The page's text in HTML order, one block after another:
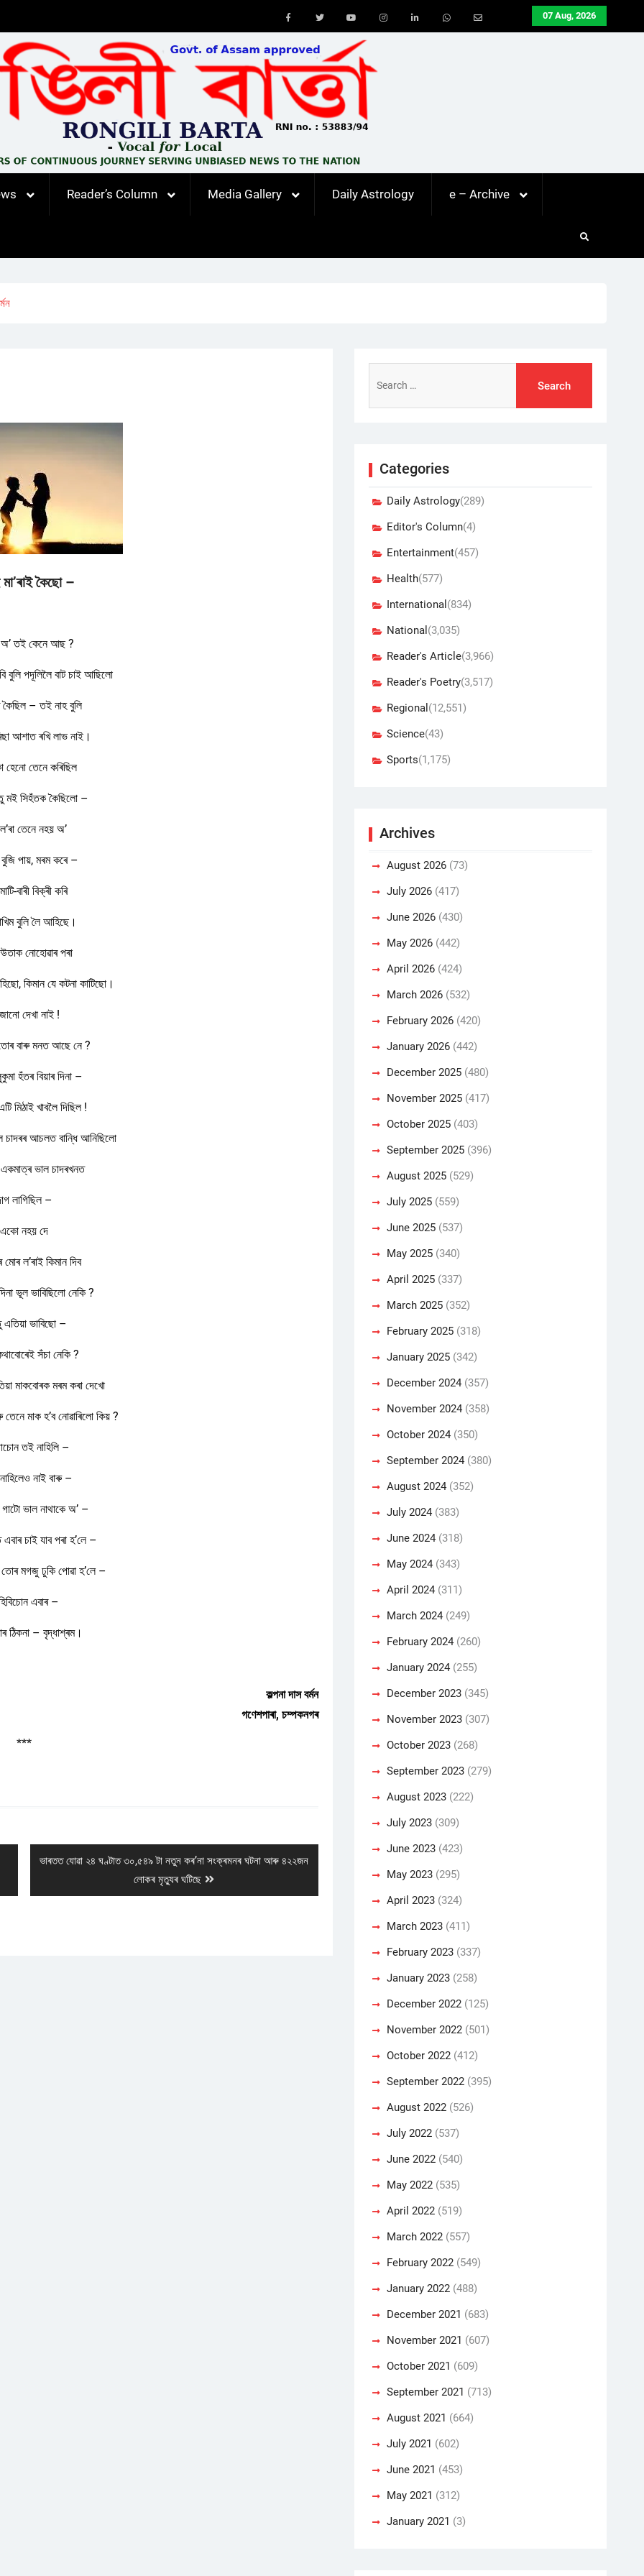
07 Aug, 2026
Youtube
Reader’s Column Media Gallery Daily Astrology e – Archive
কৈছো –
অ’ তই কেনে আছ ?
বুলি পদূলিলৈ বাট চাই আছিলো
কৈছিল – তই নাহ বুলি
আশাত ৰখি লাভ নাই।
হেনো তেনে কৰিছিল
মই সিহঁতক কৈছিলো –
তেনে নহয় অ’
পায়, মৰম কৰে –
বাৰী বিক্ৰী কৰি
বুলি লৈ আহিছে।
নোহোৱাৰ পৰা
কিমান যে কটনা কাটিছো।
দেখা নাই !
বাৰু মনত আছে নে ?
হঁতৰ বিয়াৰ দিনা –
মিঠাই খাবলৈ দিছিল !
চাদৰৰ আচলত বান্ধি আনিছিলো
ভাল চাদৰখনত
লাগিছিল –
একো নহয় দে
মোৰ ল’ৰাই কিমান দিব
ভূল ভাবিছিলো নেকি ?
এতিয়া ভাবিছো –
সঁচা নেকি ?
মাকবোৰক মৰম কৰা দেখো
মাক হ’ব নোৱাৰিলো কিয় ?
তই নাহিলি –
নাই বাৰু –
ভাল নাথাকে অ’ –
চাই যাব পৰা হ’লে –
মগজু ঢুকি পোৱা হ’লে –
এবাৰ –
ঠিকনা – বৃদ্ধাশ্ৰম।
কল্পনা দাস বৰ্মন
গণেশপাৰা, চম্পকনগৰ
***
Next
ভাৰতত যোৱা ২৪ ঘণ্টাত ৩০,৫৪৯ টা নতুন কৰʼনা সংক্ৰমনৰ ঘটনা আৰু ৪২২জন
লোকৰ মৃত্যুৰ ঘটিছে
for:
Categories
Daily Astrology(289)
Editor's Column(4)
Entertainment(457)
Health(577)
International (834)
National (3,035)
Reader's Article(3,966)
Reader's Poetry(3,517)
Regional (12,551)
Science(43)
Sports(1,175)
Archives
August 2026 (73)
July 2026 (417)
June 2026 (430)
May 2026 (442)
April 2026 (424)
March 2026 (532)
February 2026 (420)
January 2026 (442)
December 2025 (480)
November 2025 (417)
October 2025 (403)
September 2025 (396)
August 2025 (529)
July 2025 (559)
June 2025 (537)
May 2025 (340)
April 2025 (337)
March 2025 (352)
February 2025 (318)
January 2025 (342)
December 2024 (357)
November 2024 (358)
October 2024 (350)
September 2024 (380)
August 2024 (352)
July 2024 (383)
June 2024 (318)
May 2024 (343)
April 2024 (311)
March 2024 (249)
February 2024 (260)
January 2024 (255)
December 2023 (345)
November 2023 (307)
October 2023 (268)
September 2023 (279)
August 2023 (222)
July 2023 (309)
June 2023 (423)
May 2023 (295)
April 2023 (324)
March 2023 (411)
February 2023 (337)
January 2023 (258)
December 2022 (125)
November 2022 (501)
October 2022 (412)
September 2022 (395)
August 2022 (526)
July 2022 (537)
June 2022 (540)
May 2022 (535)
April 2022 (519)
March 2022 (557)
February 2022 (549)
January 2022 (488)
December 2021 (683)
November 2021 (607)
October 2021 (609)
September 2021 (713)
August 2021 (664)
July 2021 (602)
June 2021 (453)
May 2021 (312)
January 2021 (3)